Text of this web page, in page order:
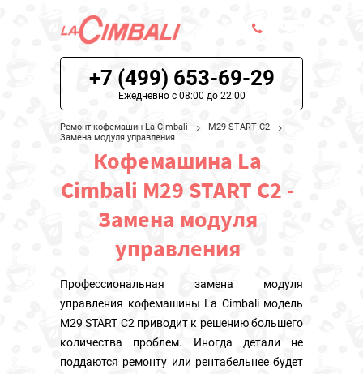
ЦЕНЫ НА РЕМОНТ
О СЕРВИСЕ
МОДЕЛИ LA CIMBALI
НАШИ КОНТАКТЫ
+7 (499) 653-69-29
Ежедневно с 08:00 до 22:00
Ремонт кофемашин La Cimbali
M29 START C2
Замена модуля управления
Кофемашина La
Cimbali M29 START C2 -
Замена модуля
управления
Профессиональная замена модуля
управления кофемашины La Cimbali модель
M29 START C2 приводит к решению большего
количества проблем. Иногда детали не
поддаются ремонту или рентабельнее будет